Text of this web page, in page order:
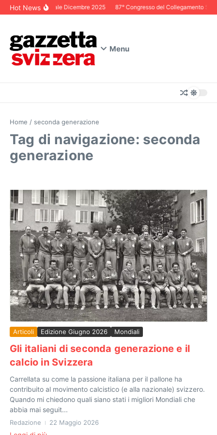
Salta al contenuto
Hot NewsEditoriale Dicembre 2025 87° Congresso del Collegamento
Menu
Home / seconda generazione
Tag di navigazione: seconda
generazione
Articoli Edizione Giugno 2026 Mondiali
Gli italiani di seconda generazione e il
calcio in Svizzera
Carrellata su come la passione italiana per il pallone ha
contribuito al movimento calcistico (e alla nazionale) svizzero.
Quando mi chiedono quali siano stati i migliori Mondiali che
abbia mai seguit...
Redazione 22 Maggio 2026